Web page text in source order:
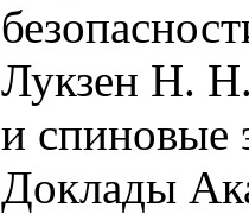
Лукзен Н.
и спиновые
Доклады